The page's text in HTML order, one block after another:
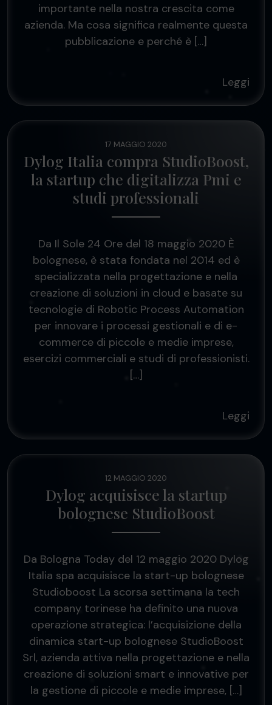
importante nella nostra crescita come
azienda. Ma cosa significa realmente questa
pubblicazione e perché è […]
Leggi
17 MAGGIO 2020
Dylog Italia compra StudioBoost,
la startup che digitalizza Pmi e
studi professionali
Da Il Sole 24 Ore del 18 maggio 2020 È
bolognese, è stata fondata nel 2014 ed è
specializzata nella progettazione e nella
creazione di soluzioni in cloud e basate su
tecnologie di Robotic Process Automation
per innovare i processi gestionali e di e-
commerce di piccole e medie imprese,
esercizi commerciali e studi di professionisti.
[…]
Leggi
12 MAGGIO 2020
Dylog acquisisce la startup
bolognese StudioBoost
Da Bologna Today del 12 maggio 2020 Dylog
Italia spa acquisisce la start-up bolognese
Studioboost La scorsa settimana la tech
company torinese ha definito una nuova
operazione strategica: l’acquisizione della
dinamica start-up bolognese StudioBoost
Srl, azienda attiva nella progettazione e nella
creazione di soluzioni smart e innovative per
la gestione di piccole e medie imprese, […]